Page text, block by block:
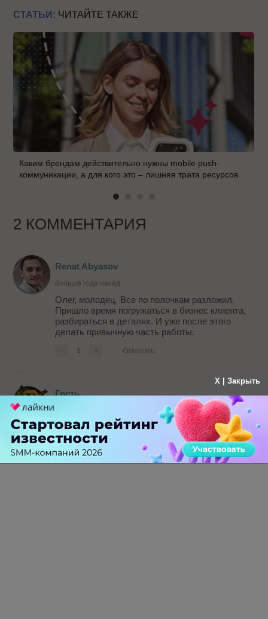
СТАТЬИ: ЧИТАЙТЕ ТАКЖЕ
Каким брендам действительно нужны mobile push-
коммуникации, а для кого это – лишняя трата ресурсов
2 КОММЕНТАРИЯ
Renat Abyasov
больше года назад
Олег, молодец. Все по полочкам разложил.
Пришло время погружаться в бизнес клиента,
разбираться в деталях. И уже после этого
делать привычную часть работы.
1 Ответить
Гость
По атрибуции мы хотя бы увидим элементы
каналов, которые помогли при покупке, и не
будем их удалять при выявлении удачной
рентабельности.
X | Закрыть